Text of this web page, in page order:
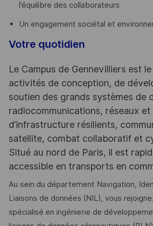
l’équilibre des collaborateurs
Un engagement sociétal et
Votre quotidien
Le Campus de Gennevilliers est
activités de conception, de
soutien des grands systèmes de
radiocommunications, réseaux et
d’infrastructure résilients,
satellite, combat collaboratif et
Situé au nord de Paris, il est
accessible en transports en
Au sein du département Navigation,
Liaisons de données (NIL), vous
spécialisé en ingénierie de